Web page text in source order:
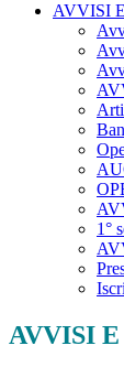
AVVISI
1°
AVVISI